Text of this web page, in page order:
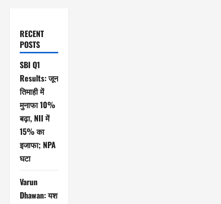
RECENT
POSTS
SBI Q1
Results: जून
तिमाही में
मुनाफा 10%
बढ़ा, NII में
15% का
इजाफा; NPA
घटा
Varun
Dhawan: यश